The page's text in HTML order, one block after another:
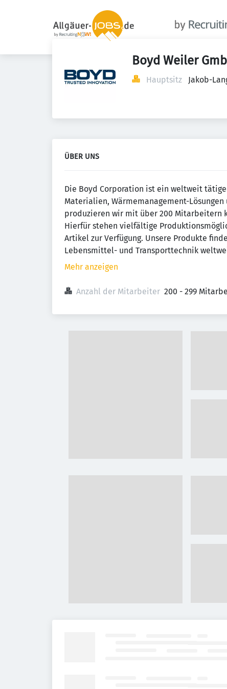
Boyd Weiler
Hauptsitz Jakob-
ÜBER UNS
Die Boyd Corporation ist ein weltweit
Materialien, Wärmemanagement-
produzieren wir mit über 200 Mitarbeitern
Hierfür stehen vielfältige
Artikel zur Verfügung. Unsere Produkte
Lebensmittel- und Transporttechnik
Mehr anzeigen
Anzahl der Mitarbeiter 200 - 299